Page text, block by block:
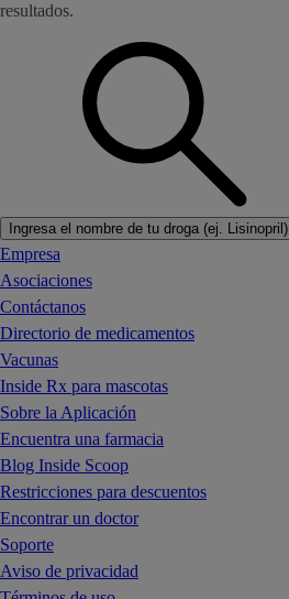
resultados.
Ingresa el nombre de tu droga (ej. Lisinopril)
Empresa
Asociaciones
Contáctanos
Directorio de medicamentos
Vacunas
Inside Rx para mascotas
Sobre la Aplicación
Encuentra una farmacia
Blog Inside Scoop
Restricciones para descuentos
Encontrar un doctor
Soporte
Aviso de privacidad